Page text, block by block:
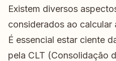
Existem diversos
considerados ao calcular
É essencial estar ciente
pela CLT (Consolidação